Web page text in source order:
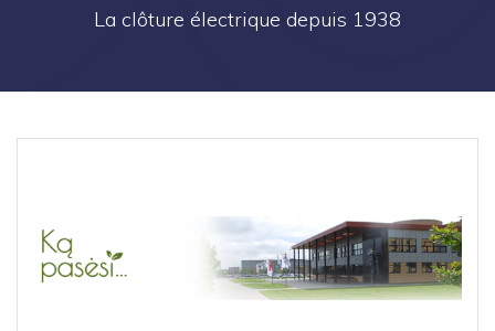
La clôture électrique depuis 1938